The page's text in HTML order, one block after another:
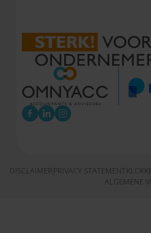
DISCLAIMER PRIVACY STATEMENT
ALGEMENE